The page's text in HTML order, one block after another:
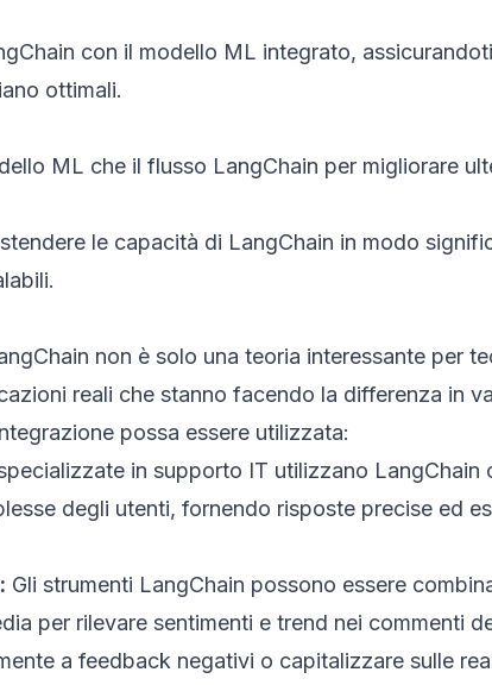
con il modello ML integrato,
ottimali.
ML che il flusso LangChain per migliorare
le capacità di LangChain in modo
non è solo una teoria interessante per
reali che stanno facendo la differenza in
possa essere utilizzata:
in supporto IT utilizzano LangChain
degli utenti, fornendo risposte precise ed
Gli strumenti LangChain possono essere
per rilevare sentimenti e trend nei commenti
a feedback negativi o capitalizzare sulle